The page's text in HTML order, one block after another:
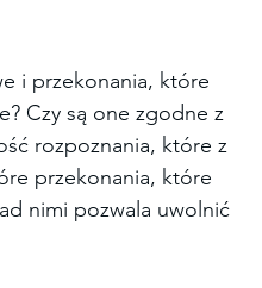
i przekonania, które
Czy są one zgodne z
rozpoznania, które z
przekonania, które
nimi pozwala uwolnić